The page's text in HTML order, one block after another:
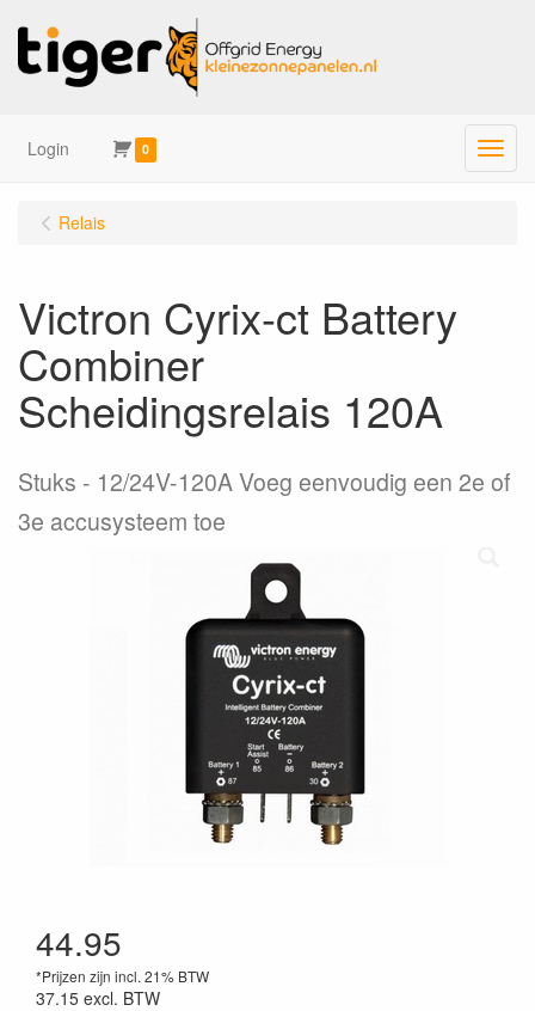
Login 0 Menu
Relais
Victron Cyrix-ct Battery
Combiner
Scheidingsrelais 120A
Stuks
12/24V-120A Voeg eenvoudig een 2e of
3e accusysteem toe
44.95
*Prijzen zijn incl. 21% BTW
37.15 excl. BTW